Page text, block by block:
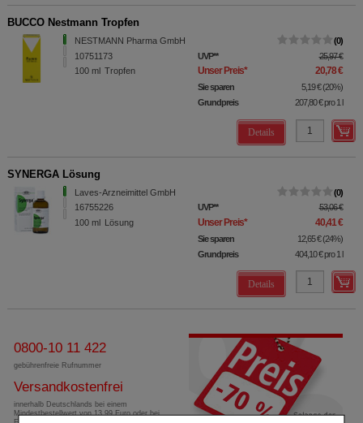
BUCCO Nestmann Tropfen
NESTMANN Pharma GmbH
10751173
100 ml Tropfen
0
UVP** 25,97 €
Unser Preis* 20,78 €
Sie sparen 5,19 € (20%)
Grundpreis
207,80 €pro 1 l
Details
SYNERGA Lösung
Laves-Arzneimittel GmbH
16755226
100 ml Lösung
0
UVP** 53,06 €
Unser Preis* 40,41 €
Sie sparen 12,65 € (24%)
Grundpreis
404,10 €pro 1 l
Details
0800-10 11 422
gebührenfreie Rufnummer
Versandkostenfrei
innerhalb Deutschlands bei einem
Mindestbestellwert von 13,99 Euro oder bei